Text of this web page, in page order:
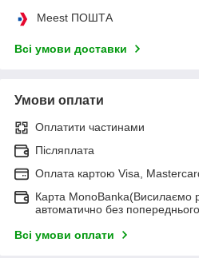
Meest ПОШТА
Всі умови доставки
Умови оплати
Оплатити частинами
Післяплата
Оплата картою Visa,
Карта MonoBanka(Висилаємо
автоматично без попереднього
Всі умови оплати